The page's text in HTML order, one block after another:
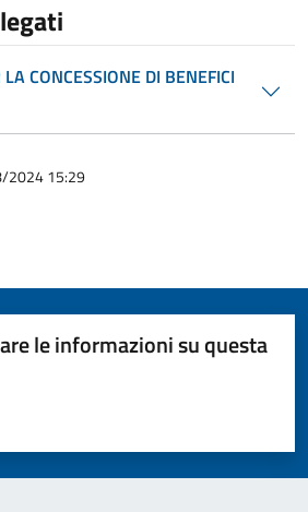
CONCESSIONE DI BENEFICI
2024 15:29
le informazioni su questa
5 stelle su 5
su 5
su 5
5